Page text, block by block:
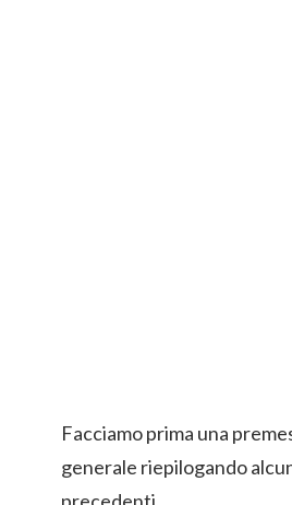
Facciamo prima una
generale riepilogando